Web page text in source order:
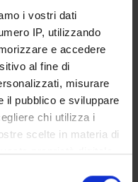
i vostri dati
IP, utilizzando
e accedere
al fine di
misurare
il pubblico e sviluppare
chi utilizza i
scelte in materia di
proprietà digitale